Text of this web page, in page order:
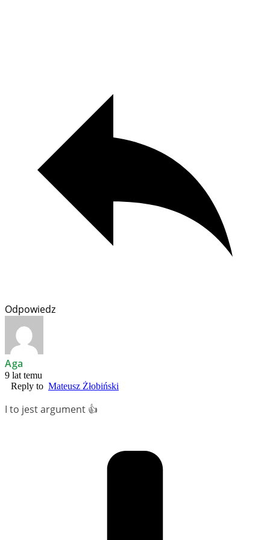
Odpowiedz
Aga
9 lat temu
Reply to Mateusz Żłobiński
I to jest argument 👍